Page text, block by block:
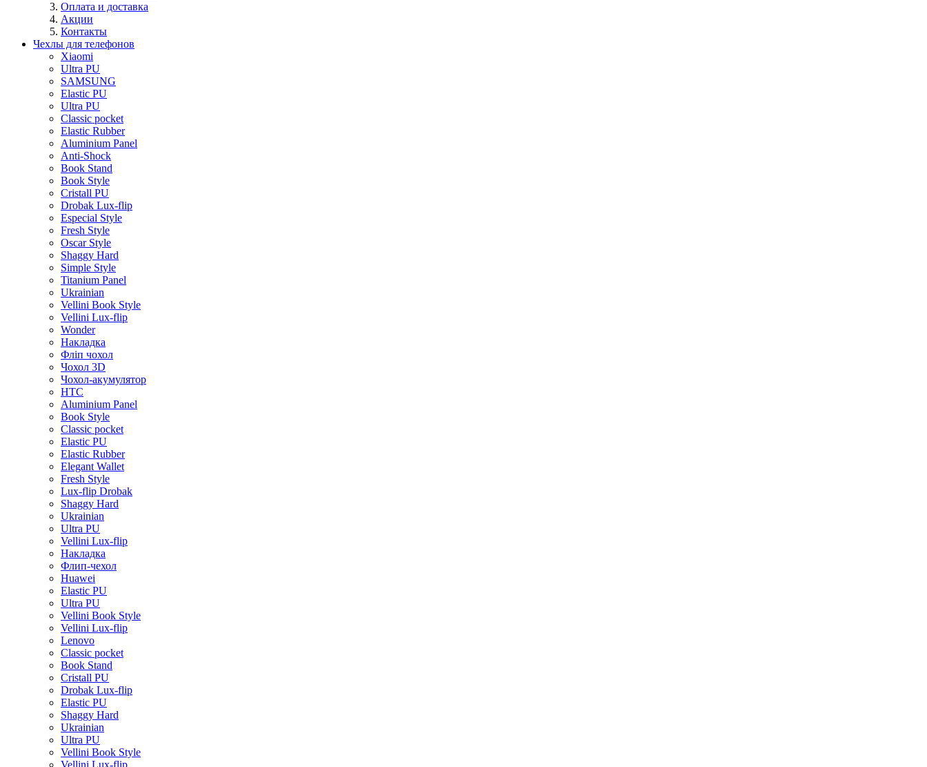
Оплата и доставка
Акции
Контакты
Чехлы для телефонов
Xiaomi
Ultra PU
SAMSUNG
Elastic PU
Ultra PU
Classic pocket
Elastic Rubber
Aluminium Panel
Anti-Shock
Book Stand
Book Style
Cristall PU
Drobak Lux-flip
Especial Style
Fresh Style
Oscar Style
Shaggy Hard
Simple Style
Titanium Panel
Ukrainian
Vellini Book Style
Vellini Lux-flip
Wonder
Накладка
Фліп чохол
Чохол 3D
Чохол-акумулятор
HTC
Aluminium Panel
Book Style
Classic pocket
Elastic PU
Elastic Rubber
Elegant Wallet
Fresh Style
Lux-flip Drobak
Shaggy Hard
Ukrainian
Ultra PU
Vellini Lux-flip
Накладка
Флип-чехол
Huawei
Elastic PU
Ultra PU
Vellini Book Style
Vellini Lux-flip
Lenovo
Classic pocket
Book Stand
Cristall PU
Drobak Lux-flip
Elastic PU
Shaggy Hard
Ukrainian
Ultra PU
Vellini Book Style